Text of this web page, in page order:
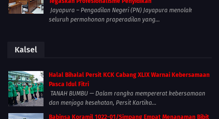
Jayapura – Pengadilan Negeri (PN) Jayapura menolak
seluruh permohonan praperadilan yang...
Kalsel
Halal Bihalal Persit KCK Cabang XLIX Warnai Kebersamaan
Pasca Idul Fitri
TANAH BUMBU — Dalam rangka mempererat kebersamaan
dan menjaga kesehatan, Persit Kartika...
Babinsa Koramil 1022-01/Simpang Empat Menanaman Bibit